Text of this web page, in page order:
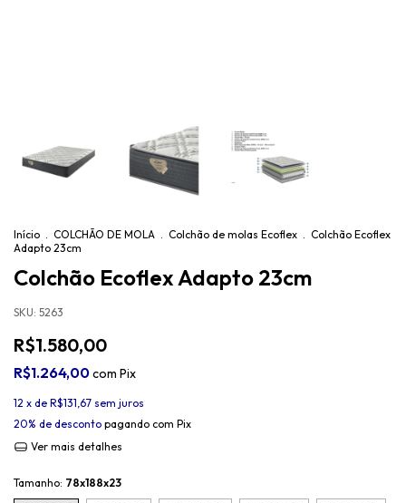
Início . COLCHÃO DE MOLA . Colchão de molas Ecoflex . Colchão Ecoflex
Adapto 23cm
Colchão Ecoflex Adapto 23cm
SKU: 5263
R$1.580,00
R$1.264,00com Pix
12 x de R$131,67 sem juros
20% de desconto pagando com Pix
Ver mais detalhes
Tamanho: 78x188x23